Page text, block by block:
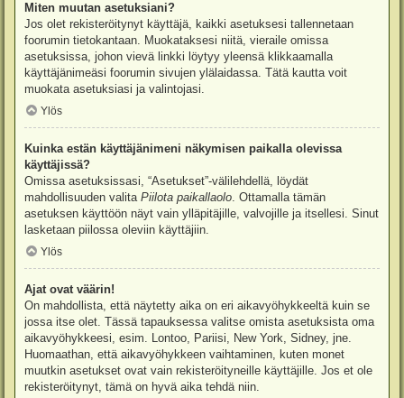
Miten muutan asetuksiani?
Jos olet rekisteröitynyt käyttäjä, kaikki asetuksesi tallennetaan
foorumin tietokantaan. Muokataksesi niitä, vieraile omissa
asetuksissa, johon vievä linkki löytyy yleensä klikkaamalla
käyttäjänimeäsi foorumin sivujen ylälaidassa. Tätä kautta voit
muokata asetuksiasi ja valintojasi.
Ylös
Kuinka estän käyttäjänimeni näkymisen paikalla olevissa
käyttäjissä?
Omissa asetuksissasi, “Asetukset”-välilehdellä, löydät
mahdollisuuden valita Piilota paikallaolo. Ottamalla tämän
asetuksen käyttöön näyt vain ylläpitäjille, valvojille ja itsellesi. Sinut
lasketaan piilossa oleviin käyttäjiin.
Ylös
Ajat ovat väärin!
On mahdollista, että näytetty aika on eri aikavyöhykkeeltä kuin se
jossa itse olet. Tässä tapauksessa valitse omista asetuksista oma
aikavyöhykkeesi, esim. Lontoo, Pariisi, New York, Sidney, jne.
Huomaathan, että aikavyöhykkeen vaihtaminen, kuten monet
muutkin asetukset ovat vain rekisteröityneille käyttäjille. Jos et ole
rekisteröitynyt, tämä on hyvä aika tehdä niin.